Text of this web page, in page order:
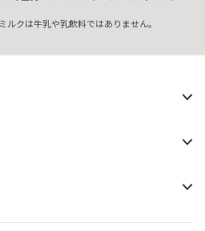
ルクは牛乳や乳飲料ではありません。